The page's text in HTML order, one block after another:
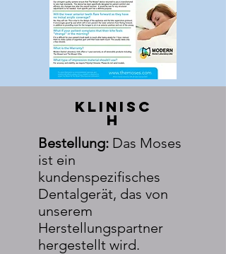
Klinisc
h
Bestellung: Das Moses
ist ein
kundenspezifisches
Dentalgerät, das von
unserem
Herstellungspartner
hergestellt wird.